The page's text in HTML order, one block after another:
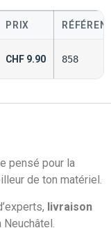
PRIX
CHF 9.90 858
pensé pour la
de ton matériel.
livraison